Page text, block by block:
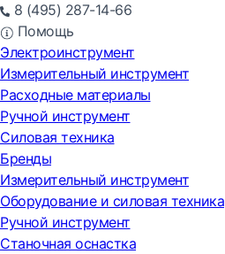
8 (495) 287-14-66
Помощь
Электроинструмент
Измерительный инструмент
Расходные материалы
Ручной инструмент
Силовая техника
Бренды
Измерительный инструмент
Оборудование и силовая техника
Ручной инструмент
Станочная оснастка